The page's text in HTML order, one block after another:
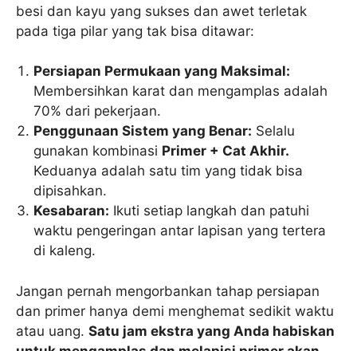
besi dan kayu yang sukses dan awet terletak
pada tiga pilar yang tak bisa ditawar:
Persiapan Permukaan yang Maksimal:
Membersihkan karat dan mengamplas adalah
70% dari pekerjaan.
Penggunaan Sistem yang Benar: Selalu
gunakan kombinasi Primer + Cat Akhir.
Keduanya adalah satu tim yang tidak bisa
dipisahkan.
Kesabaran: Ikuti setiap langkah dan patuhi
waktu pengeringan antar lapisan yang tertera
di kaleng.
Jangan pernah mengorbankan tahap persiapan
dan primer hanya demi menghemat sedikit waktu
atau uang. Satu jam ekstra yang Anda habiskan